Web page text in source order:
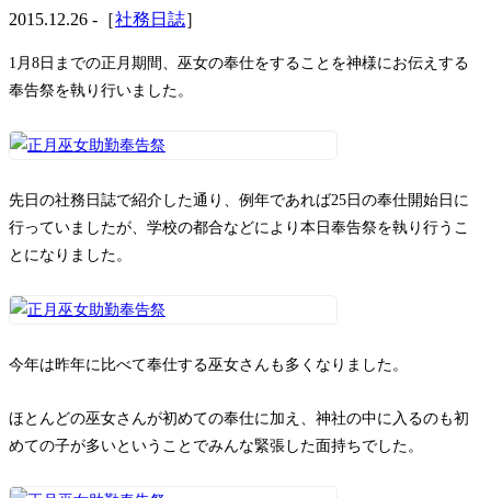
ご相談
八甲田山神社
海葬
奉祝記念事業
2015.12.26 -［社務日誌］
1月8日までの正月期間、巫女の奉仕をすることを神様にお伝えする
奉告祭を執り行いました。
先日の社務日誌で紹介した通り、例年であれば25日の奉仕開始日に
行っていましたが、学校の都合などにより本日奉告祭を執り行うこ
とになりました。
今年は昨年に比べて奉仕する巫女さんも多くなりました。
ほとんどの巫女さんが初めての奉仕に加え、神社の中に入るのも初
めての子が多いということでみんな緊張した面持ちでした。